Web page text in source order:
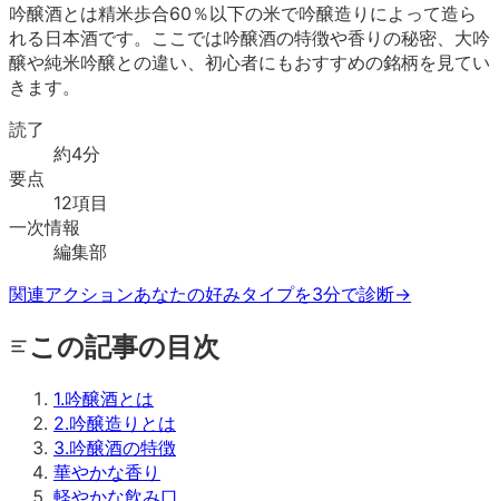
吟醸酒とは精米歩合60％以下の米で吟醸造りによって造ら
れる日本酒です。ここでは吟醸酒の特徴や香りの秘密、大吟
醸や純米吟醸との違い、初心者にもおすすめの銘柄を見てい
きます。
読了
約4分
要点
12項目
一次情報
編集部
関連アクションあなたの好みタイプを3分で診断→
この記事の目次
1.吟醸酒とは
2.吟醸造りとは
3.吟醸酒の特徴
華やかな香り
軽やかな飲み口